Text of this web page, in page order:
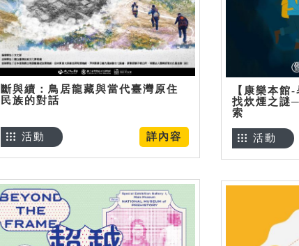
斷與續：鳥居龍藏與當代臺灣原住
民族的對話
詳內容
活動
【康樂本館
找炊煙之謎
索
活動